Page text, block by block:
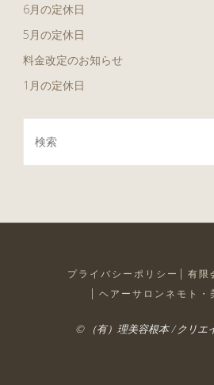
6月の定休日
5月の定休日
料金改定のお知らせ
1月の定休日
プライバシーポリシー
有限
ヘアーサロンネモト・
© （有）理美容根本 / クリエ